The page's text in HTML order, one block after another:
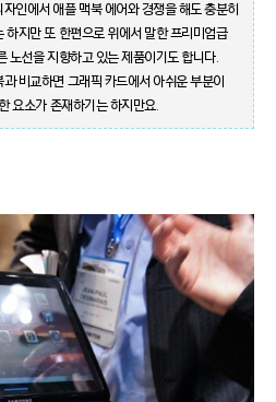
인에서 애플 맥북 에어와 경쟁을 해도 충분히
하지만 또 한편으로 위에서 말한 프리미엄급
노선을 지향하고 있는 제품이기도 합니다.
비교하면 그래픽 카드에서 아쉬운 부분이
요소가 존재하기는 하지만요.